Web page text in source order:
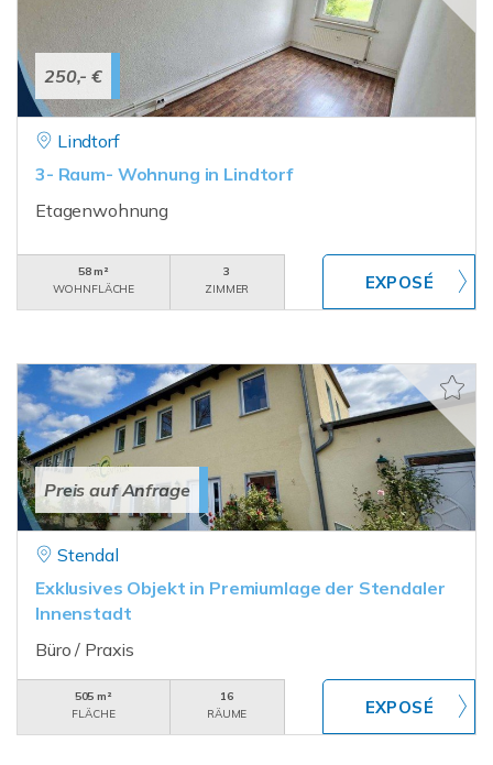
250,- €
Lindtorf
3- Raum- Wohnung in Lindtorf
Etagenwohnung
58 m²
WOHNFLÄCHE
3
ZIMMER
Preis auf Anfrage
Stendal
Exklusives Objekt in Premiumlage der Stendaler
Innenstadt
Büro / Praxis
505 m²
FLÄCHE
16
RÄUME